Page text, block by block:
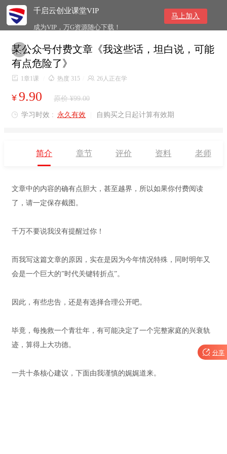
千启云创业课堂VIP
成为VIP，万G资源随心下载！
马上加入

某公众号付费文章《我这些话，坦白说，可能
有点危险了》
 1章1课  热度 315  26人正在学
¥ 9.90 原价 ¥99.00
 学习时效 : 永久有效 自购买之日起计算有效期
简介 章节 评价 资料 老师
文章中的内容的确有点胆大，甚至越界，所以如果你付费阅读
了，请一定保存截图。
千万不要说我没有提醒过你！
而我写这篇文章的原因，实在是因为今年情况特殊，同时明年又
会是一个巨大的”时代关键转折点”。
因此，有些忠告，还是有选择合理公开吧。
毕竟，每挽救一个青壮年，有可能决定了一个完整家庭的兴衰轨
迹，算得上大功德。
一共十条核心建议，下面由我谨慎的娓娓道来。
 分享